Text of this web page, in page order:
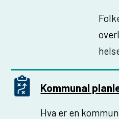
Kommunal
Hva er en